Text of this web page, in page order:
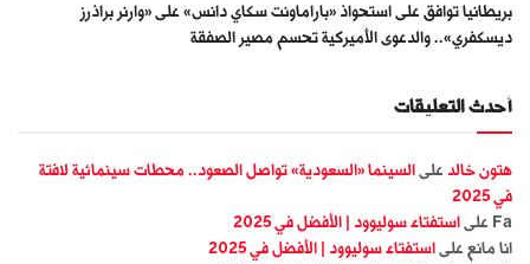
بريطانيا توافق على استحواذ «باراماونت سكاي دانس» على «وارنر براذرز
ديسكفري».. والدعوى الأميركية تحسم مصير الصفقة
أحدث التعليقات
هتون خالد على السينما «السعودية» تواصل الصعود.. محطات سينمائية لافتة
في 2025
Fa على استفتاء سوليوود | الأفضل في 2025
انا مانع على استفتاء سوليوود | الأفضل في 2025